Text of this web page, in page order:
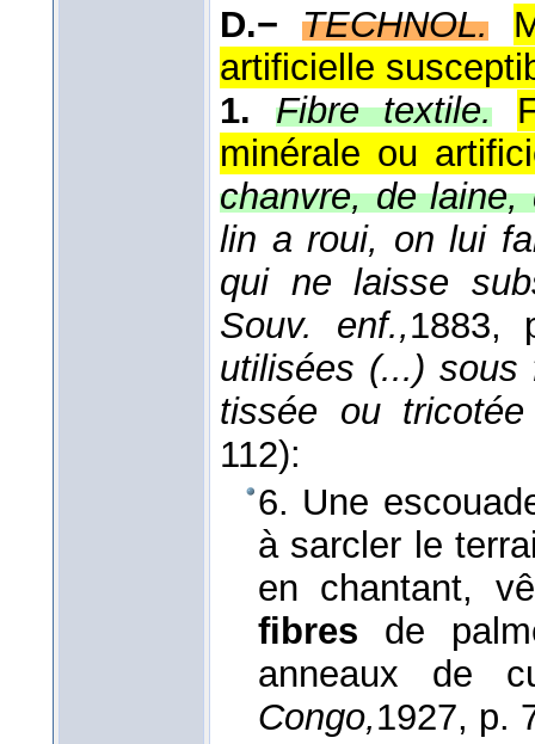
D.−
TECHNOL.
artificielle
1.
Fibre textile.
minérale ou
chanvre, de
lin a roui, on lui
qui ne laisse
Souv. enf.,1883,
utilisées (...)
tissée ou tricotée
112):
6. Une
à sarcler le
en chantant,
fibres de
anneaux de
Congo,1927, p.